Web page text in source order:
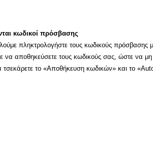
κωδικοί πρόσβασης
πληκτρολογήστε τους κωδικούς πρόσβασης
να αποθηκεύσετε τους κωδικούς σας, ώστε να μη
τσεκάρετε το «Αποθήκευση κωδικών» και το